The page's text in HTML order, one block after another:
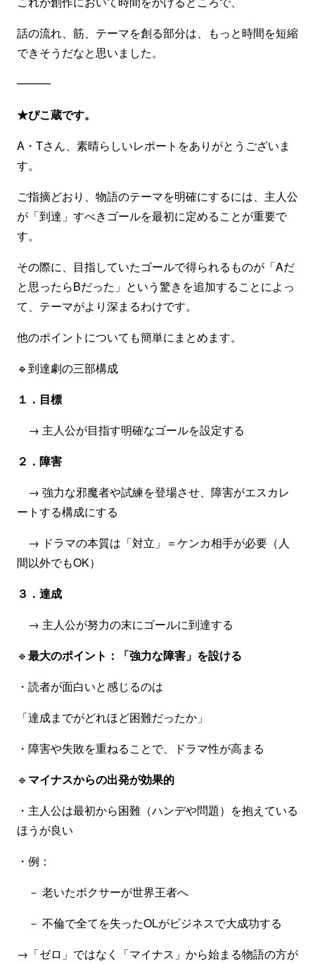
話の流れ、筋、テーマを創る部分は、もっと時間を短縮
できそうだなと思いました。
━━━
★ぴこ蔵です。
A・Tさん、素晴らしいレポートをありがとうございま
す。
ご指摘どおり、物語のテーマを明確にするには、主人公
が「到達」すべきゴールを最初に定めることが重要で
す。
その際に、目指していたゴールで得られるものが「Aだ
と思ったらBだった」という驚きを追加することによっ
て、テーマがより深まるわけです。
他のポイントについても簡単にまとめます。
🔹到達劇の三部構成
１．目標
→ 主人公が目指す明確なゴールを設定する
２．障害
→ 強力な邪魔者や試練を登場させ、障害がエスカレ
ートする構成にする
→ ドラマの本質は「対立」＝ケンカ相手が必要（人
間以外でもOK）
３．達成
→ 主人公が努力の末にゴールに到達する
🔹最大のポイント：「強力な障害」を設ける
・読者が面白いと感じるのは
「達成までがどれほど困難だったか」
・障害や失敗を重ねることで、ドラマ性が高まる
🔹 マイナスからの出発が効果的
・主人公は最初から困難（ハンデや問題）を抱えている
ほうが良い
・例：
－ 老いたボクサーが世界王者へ
－ 不倫で全てを失ったOLがビジネスで大成功する
→「ゼロ」ではなく「マイナス」から始まる物語の方が